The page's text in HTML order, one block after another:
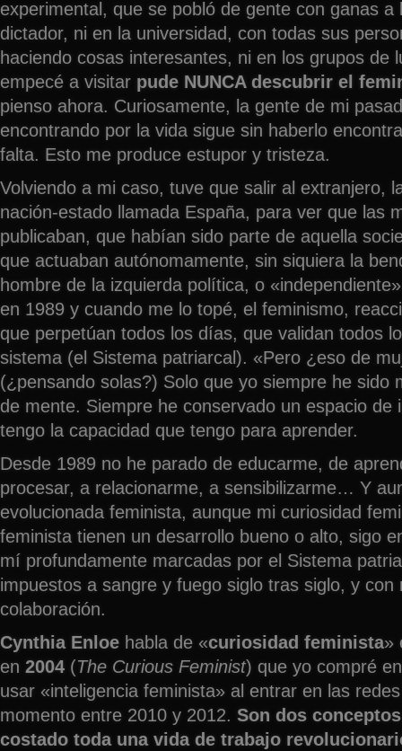
experimental, que se pobló de gente con ganas a
dictador, ni en la universidad, con todas sus
haciendo cosas interesantes, ni en los grupos de
empecé a visitar pude NUNCA descubrir el
pienso ahora. Curiosamente, la gente de mi
encontrando por la vida sigue sin haberlo
falta. Esto me produce estupor y tristeza.
Volviendo a mi caso, tuve que salir al extranjero,
nación-estado llamada España, para ver que las
publicaban, que habían sido parte de aquella
que actuaban autónomamente, sin siquiera la
hombre de la izquierda política, o
en 1989 y cuando me lo topé, el feminismo,
que perpetúan todos los días, que validan todos
sistema (el Sistema patriarcal). «Pero ¿eso de
(¿pensando solas?) Solo que yo siempre he sido
de mente. Siempre he conservado un espacio de
tengo la capacidad que tengo para aprender.
Desde 1989 no he parado de educarme, de
procesar, a relacionarme, a sensibilizarme… Y
evolucionada feminista, aunque mi curiosidad
feminista tienen un desarrollo bueno o alto, sigo
mí profundamente marcadas por el Sistema
impuestos a sangre y fuego siglo tras siglo, y con
colaboración.
Cynthia Enloe habla de «curiosidad feminista»
en 2004 (The Curious Feminist) que yo compré
usar «inteligencia feminista» al entrar en las
momento entre 2010 y 2012. Son dos
costado toda una vida de trabajo